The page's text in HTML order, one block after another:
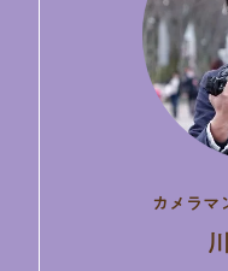
カメラマ